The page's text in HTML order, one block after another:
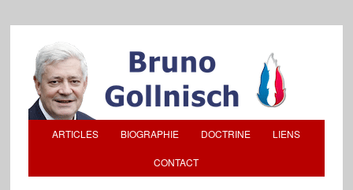
ARTICLES BIOGRAPHIE DOCTRINE LIENS
CONTACT